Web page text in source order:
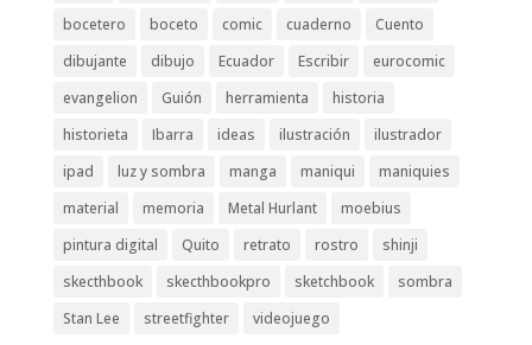
bocetero
boceto comic cuaderno
Cuento
dibujante
dibujo Ecuador Escribir
eurocomic
evangelion
Guión herramienta
historia
historieta
Ibarra ideas ilustración
ilustrador
ipad
luz y sombra manga maniqui
maniquies
material
memoria Metal Hurlant
moebius
pintura digital
Quito retrato rostro
shinji
skecthbook
skecthbookpro sketchbook
sombra
Stan Lee
streetfighter videojuego